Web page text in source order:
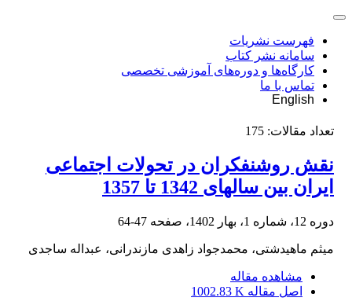
فهرست نشریات
سامانه نشر کتاب
کارگاه‌ها و دوره‌های آموزشی تخصصی
تماس با ما
English
تعداد مقالات: 175
نقش روشنفکران در تحولات اجتماعی
ایران بین سالهای 1342 تا 1357
دوره 12، شماره 1، بهار 1402، صفحه 47-64
میثم ماهیدشتی، محمدجواد زاهدی مازندرانی، عبداله ساجدی
مشاهده مقاله
اصل مقاله 1002.83 K